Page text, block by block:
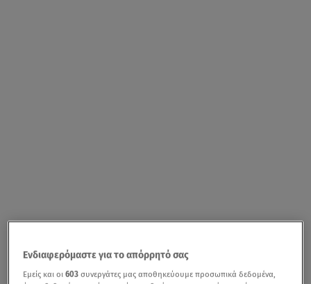
Ενδιαφερόμαστε για το απόρρητό σας
Εμείς και οι603 συνεργάτες μας αποθηκεύουμε προσωπικά δεδομένα,